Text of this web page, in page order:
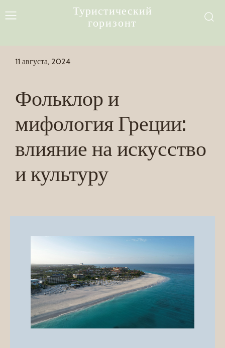
Туристический
горизонт
Фольклор и
мифология Греции:
влияние на искусство
и культуру
11 августа, 2024